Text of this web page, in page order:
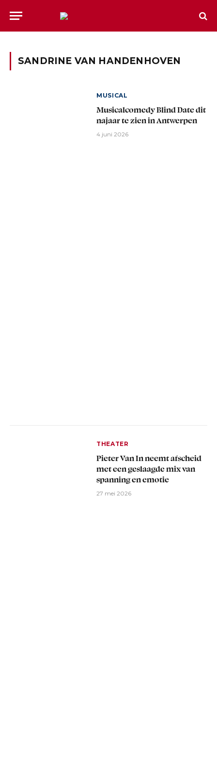
SANDRINE VAN HANDENHOVEN
MUSICAL
Musicalcomedy Blind Date dit
najaar te zien in Antwerpen
4 juni 2026
THEATER
Pieter Van In neemt afscheid
met een geslaagde mix van
spanning en emotie
27 mei 2026